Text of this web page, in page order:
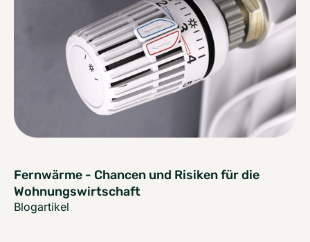
Fernwärme - Chancen und Risiken für die
Wohnungswirtschaft
Blogartikel